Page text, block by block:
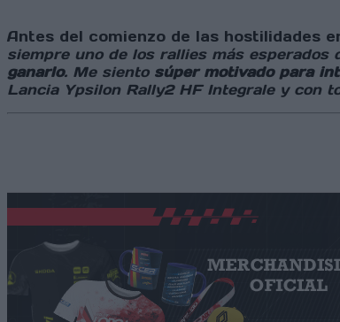
Antes del comienzo de las hostilidades
siempre uno de los rallies más esperados
ganarlo. Me sientosúper motivado para
Lancia Ypsilon Rally2 HF Integrale y con